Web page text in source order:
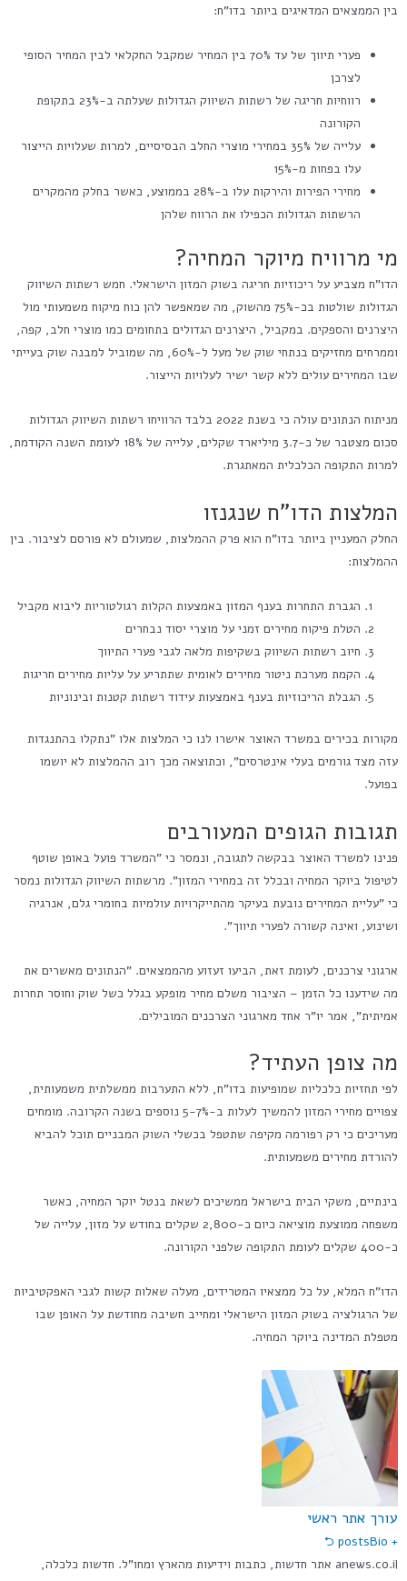
בין הממצאים המדאיגים ביותר בדו"ח:
פערי תיווך של עד 70% בין המחיר שמקבל החקלאי לבין המחיר הסופי
לצרכן
רווחיות חריגה של רשתות השיווק הגדולות שעלתה ב-23% בתקופת
הקורונה
עלייה של 35% במחירי מוצרי החלב הבסיסיים, למרות שעלויות הייצור
עלו בפחות מ-15%
מחירי הפירות והירקות עלו ב-28% בממוצע, כאשר בחלק מהמקרים
הרשתות הגדולות הכפילו את הרווח שלהן
מי מרוויח מיוקר המחיה?
הדו"ח מצביע על ריכוזיות חריגה בשוק המזון הישראלי. חמש רשתות השיווק
הגדולות שולטות בכ-75% מהשוק, מה שמאפשר להן כוח מיקוח משמעותי מול
היצרנים והספקים. במקביל, היצרנים הגדולים בתחומים כמו מוצרי חלב, קפה,
וממרחים מחזיקים בנתחי שוק של מעל ל-60%, מה שמוביל למבנה שוק בעייתי
שבו המחירים עולים ללא קשר ישיר לעלויות הייצור.
מניתוח הנתונים עולה כי בשנת 2022 בלבד הרוויחו רשתות השיווק הגדולות
סכום מצטבר של כ-3.7 מיליארד שקלים, עלייה של 18% לעומת השנה הקודמת,
למרות התקופה הכלכלית המאתגרת.
המלצות הדו"ח שנגנזו
החלק המעניין ביותר בדו"ח הוא פרק ההמלצות, שמעולם לא פורסם לציבור. בין
ההמלצות:
הגברת התחרות בענף המזון באמצעות הקלות רגולטוריות ליבוא מקביל
הטלת פיקוח מחירים זמני על מוצרי יסוד נבחרים
חיוב רשתות השיווק בשקיפות מלאה לגבי פערי התיווך
הקמת מערכת ניטור מחירים לאומית שתתריע על עליות מחירים חריגות
הגבלת הריכוזיות בענף באמצעות עידוד רשתות קטנות ובינוניות
מקורות בכירים במשרד האוצר אישרו לנו כי המלצות אלו "נתקלו בהתנגדות
עזה מצד גורמים בעלי אינטרסים", וכתוצאה מכך רוב ההמלצות לא יושמו
בפועל.
תגובות הגופים המעורבים
פנינו למשרד האוצר בבקשה לתגובה, ונמסר כי "המשרד פועל באופן שוטף
לטיפול ביוקר המחיה ובכלל זה במחירי המזון". מרשתות השיווק הגדולות נמסר
כי "עליית המחירים נובעת בעיקר מהתייקרויות עולמיות בחומרי גלם, אנרגיה
ושינוע, ואינה קשורה לפערי תיווך".
ארגוני צרכנים, לעומת זאת, הביעו זעזוע מהממצאים. "הנתונים מאשרים את
מה שידענו כל הזמן – הציבור משלם מחיר מופקע בגלל כשל שוק וחוסר תחרות
אמיתית", אמר יו"ר אחד מארגוני הצרכנים המובילים.
מה צופן העתיד?
לפי תחזיות כלכליות שמופיעות בדו"ח, ללא התערבות ממשלתית משמעותית,
צפויים מחירי המזון להמשיך לעלות ב-5-7% נוספים בשנה הקרובה. מומחים
מעריכים כי רק רפורמה מקיפה שתטפל בכשלי השוק המבניים תוכל להביא
להורדת מחירים משמעותית.
בינתיים, משקי הבית בישראל ממשיכים לשאת בנטל יוקר המחיה, כאשר
משפחה ממוצעת מוציאה כיום כ-2,800 שקלים בחודש על מזון, עלייה של
כ-400 שקלים לעומת התקופה שלפני הקורונה.
הדו"ח המלא, על כל ממצאיו המטרידים, מעלה שאלות קשות לגבי האפקטיביות
של הרגולציה בשוק המזון הישראלי ומחייב חשיבה מחודשת על האופן שבו
מטפלת המדינה ביוקר המחיה.
עורך אתר ראשי
+ posts
Bio ⮌
anews.co.il אתר חדשות, כתבות וידיעות מהארץ ומחו"ל. חדשות כלכלה,